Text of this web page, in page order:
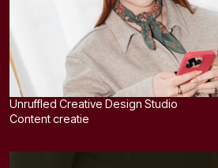
Unruffled Creative Design Studio
Content creatie